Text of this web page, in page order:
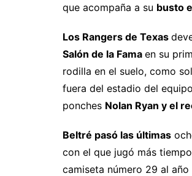
que acompaña a su busto
Los Rangers de Texas
Salón de la Fama en su
rodilla en el suelo, como
fuera del estadio del
ponches Nolan Ryan y el
Beltré pasó las últimas
con el que jugó más
camiseta número 29 al